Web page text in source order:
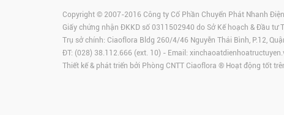
Copyright © 2007-2016 Công ty Cổ Phần Chuyển Phát Nhanh
Giấy chứng nhận ĐKKD số 0311502940 do Sở Kế hoạch & Đầu tư
Trụ sở chính: Ciaoflora Bldg 260/4/46 Nguyễn Thái Bình, P.12,
ĐT: (028) 38.112.666 (ext. 10) - Email:
Thiết kế & phát triển bởi Phòng CNTT Ciaoflora ® Hoạt động tốt